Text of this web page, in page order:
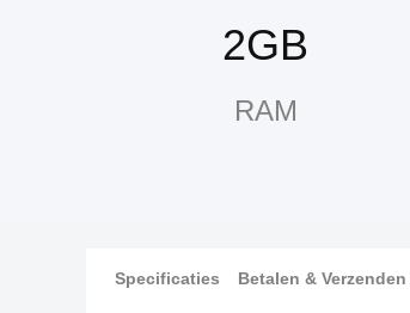
2GB
RAM
Specificaties Betalen &